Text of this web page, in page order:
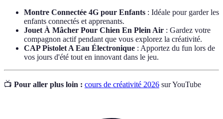
Montre Connectée 4G pour Enfants : Idéale pour garder les
enfants connectés et apprenants.
Jouet À Mâcher Pour Chien En Plein Air : Gardez votre
compagnon actif pendant que vous explorez la créativité.
CAP Pistolet A Eau Électronique : Apportez du fun lors de
vos jours d'été tout en innovant dans le jeu.
📺 Pour aller plus loin : cours de créativité 2026 sur YouTube